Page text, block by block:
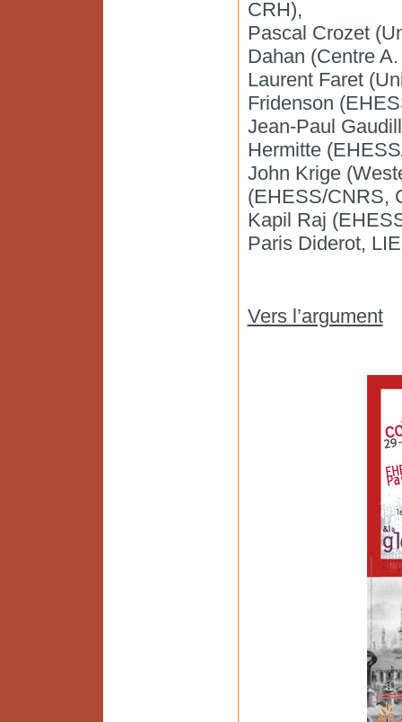
CRH),
Pascal Crozet
Dahan (Centre
Laurent Faret
Fridenson
Jean-Paul
Hermitte
John Krige
(EHESS/CNRS,
Kapil Raj
Paris Diderot,
Vers l’argument